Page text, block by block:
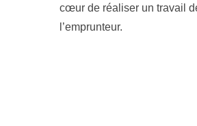
cœur de réaliser un travail
l’emprunteur.